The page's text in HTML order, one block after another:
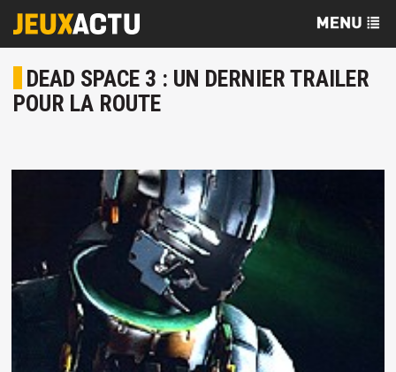
DEAD SPACE 3 : UN DERNIER TRAILER
POUR LA ROUTE